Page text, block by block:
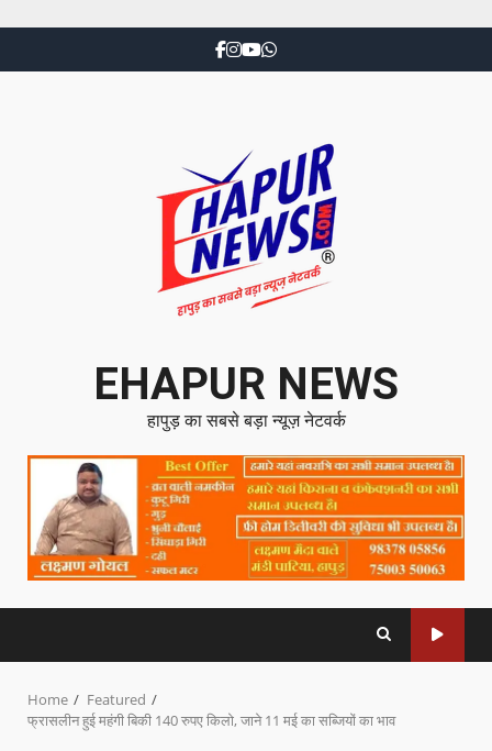
EHAPUR NEWS
हापुड़ का सबसे बड़ा न्यूज़ नेटवर्क
Home
Featured
फ्रासलीन हुई महंगी बिकी 140 रुपए किलो, जाने 11 मई का सब्जियों का भाव